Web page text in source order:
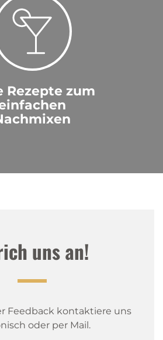
Rezepte zum
uns an!
Feedback kontaktiere uns
oder per Mail.